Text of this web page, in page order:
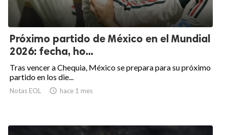
Próximo partido de México en el Mundial
2026: fecha, ho...
Tras vencer a Chequia, México se prepara para su próximo
partido en los die...
Notas EOL  hace 1 mes